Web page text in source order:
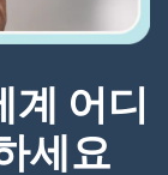
계 어디
세요